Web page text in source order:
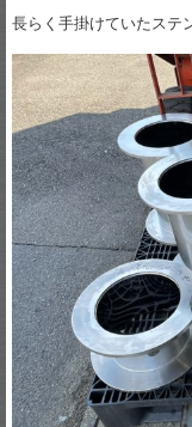
長らく手掛けていたステ